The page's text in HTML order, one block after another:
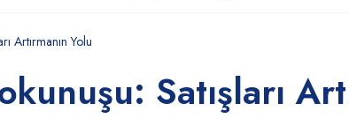
Artırmanın Yolu
Satışları